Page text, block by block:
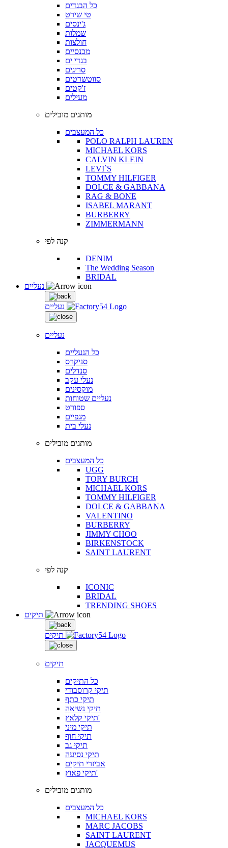
כל הבגדים
טי שירט
ג'ינסים
שמלות
חולצות
מכנסיים
בגדי ים
סריגים
סווטשרטים
ז'קטים
מעילים
מותגים מובילים
כל המעצבים
POLO RALPH LAUREN
MICHAEL KORS
CALVIN KLEIN
LEVI`S
TOMMY HILFIGER
DOLCE & GABBANA
RAG & BONE
ISABEL MARANT
BURBERRY
ZIMMERMANN
קנה לפי
DENIM
The Wedding Season
BRIDAL
נעליים
נעליים
כל הנעליים
סניקרס
סנדלים
נעלי עקב
מוקסינים
נעליים שטוחות
ספורט
מגפיים
נעלי בית
מותגים מובילים
כל המעצבים
UGG
TORY BURCH
MICHAEL KORS
TOMMY HILFIGER
DOLCE & GABBANA
VALENTINO
BURBERRY
JIMMY CHOO
BIRKENSTOCK
SAINT LAURENT
קנה לפי
ICONIC
BRIDAL
TRENDING SHOES
תיקים
תיקים
כל התיקים
תיקי קרוסבודי
תיקי כתף
תיקי נשיאה
תיקי קלאץ'
תיקי מיני
תיקי חוף
תיקי גב
תיקי נסיעה
אביזרי תיקים
תיקי פאוץ'
מותגים מובילים
כל המעצבים
MICHAEL KORS
MARC JACOBS
SAINT LAURENT
JACQUEMUS